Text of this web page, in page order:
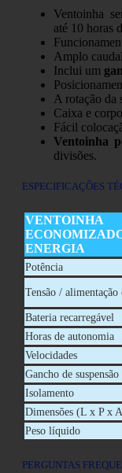
Ventoinha
até 10 horas
Amplo
Inclui um
A rotação da
Caixa e
Fácil
Ventoinha
divisões.
ESPECIFICAÇÕES
ENERGIA
Potência
Tensão / alimentação
Bateria recarregável
Horas de autonomia
Velocidades
Gancho de suspensão
Isolamento
Dimensões (L x P x
Peso líquido
PERGUNTAS